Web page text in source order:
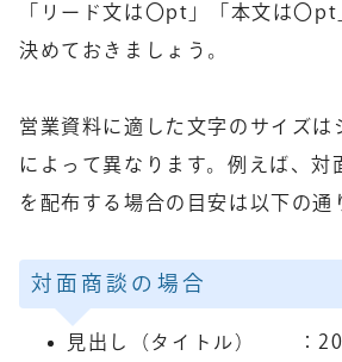
「リード文は〇pt」「本文は〇pt
決めておきましょう。
営業資料に適した文字のサイズは
によって異なります。例えば、対
を配布する場合の目安は以下の通
対面商談の場合
見出し（タイトル） ：